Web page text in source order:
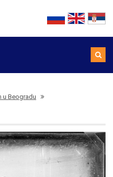
u Beogradu